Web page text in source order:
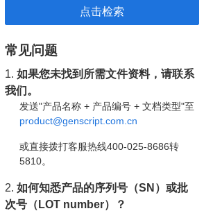
常见问题
1.如果您未找到所需文件资料，请联系
我们。
发送"产品名称 + 产品编号 + 文档类型"至
product@genscript.com.cn
或直接拨打客服热线400-025-8686转
5810。
2.如何知悉产品的序列号（SN）或批
次号（LOT number）？